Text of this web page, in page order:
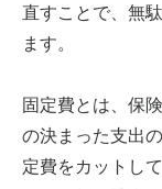
直すことで、無
ます。
固定費とは、保
の決まった支出
定費をカットし